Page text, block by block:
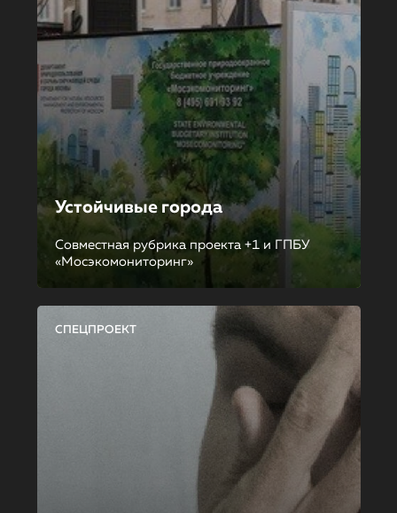
Устойчивые города
Совместная рубрика проекта +1 и ГПБУ
«Мосэкомониторинг»
СПЕЦПРОЕКТ